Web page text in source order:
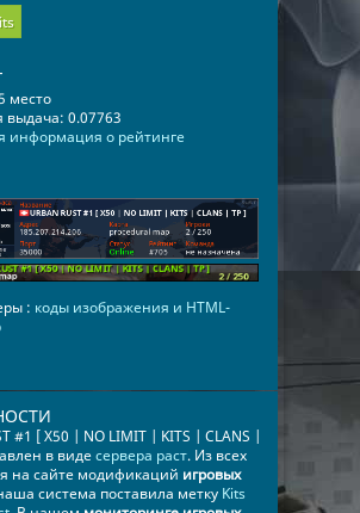
место
выдача: 0.07763
информация о рейтинге
: коды изображения и HTML-
#1 [ X50 | NO LIMIT | KITS | CLANS |
в видесервера раст. Из всех
на сайте модификаций игровых
система поставила метку Kits